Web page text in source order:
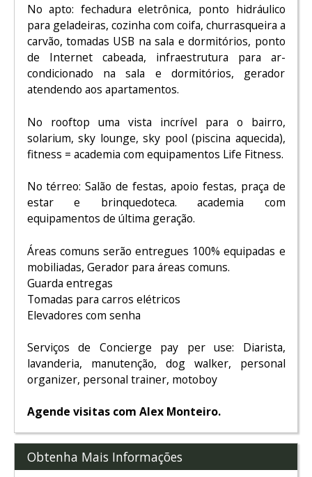
No apto: fechadura eletrônica, ponto hidráulico
para geladeiras, cozinha com coifa, churrasqueira a
carvão, tomadas USB na sala e dormitórios, ponto
de Internet cabeada, infraestrutura para ar-
condicionado na sala e dormitórios, gerador
atendendo aos apartamentos.
No rooftop uma vista incrível para o bairro,
solarium, sky lounge, sky pool (piscina aquecida),
fitness = academia com equipamentos Life Fitness.
No térreo: Salão de festas, apoio festas, praça de
estar e brinquedoteca. academia com
equipamentos de última geração.
Áreas comuns serão entregues 100% equipadas e
mobiliadas, Gerador para áreas comuns.
Guarda entregas
Tomadas para carros elétricos
Elevadores com senha
Serviços de Concierge pay per use: Diarista,
lavanderia, manutenção, dog walker, personal
organizer, personal trainer, motoboy
Agende visitas com Alex Monteiro.
Obtenha Mais Informações